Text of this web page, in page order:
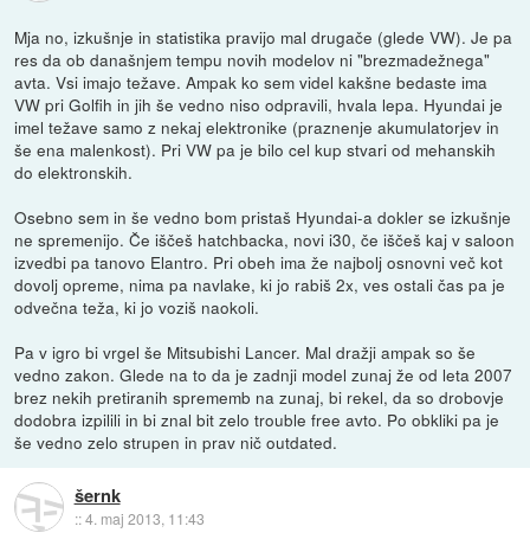
Mja no, izkušnje in statistika pravijo mal drugače (glede VW). Je pa
res da ob današnjem tempu novih modelov ni "brezmadežnega"
avta. Vsi imajo težave. Ampak ko sem videl kakšne bedaste ima
VW pri Golfih in jih še vedno niso odpravili, hvala lepa. Hyundai je
imel težave samo z nekaj elektronike (praznenje akumulatorjev in
še ena malenkost). Pri VW pa je bilo cel kup stvari od mehanskih
do elektronskih.
Osebno sem in še vedno bom pristaš Hyundai-a dokler se izkušnje
ne spremenijo. Če iščeš hatchbacka, novi i30, če iščeš kaj v saloon
izvedbi pa tanovo Elantro. Pri obeh ima že najbolj osnovni več kot
dovolj opreme, nima pa navlake, ki jo rabiš 2x, ves ostali čas pa je
odvečna teža, ki jo voziš naokoli.
Pa v igro bi vrgel še Mitsubishi Lancer. Mal dražji ampak so še
vedno zakon. Glede na to da je zadnji model zunaj že od leta 2007
brez nekih pretiranih sprememb na zunaj, bi rekel, da so drobovje
dodobra izpilili in bi znal bit zelo trouble free avto. Po obkliki pa je
še vedno zelo strupen in prav nič outdated.
šernk
::4. maj 2013, 11:43